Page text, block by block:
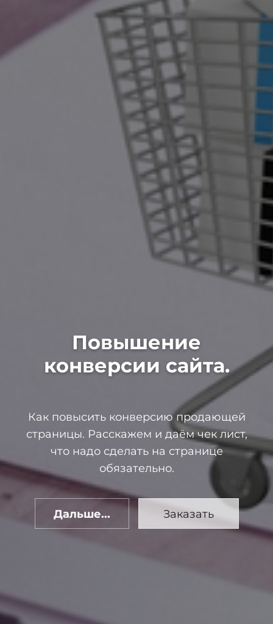
Повышение
конверсии сайта.
Как повысить конверсию продающей
страницы. Расскажем и даём чек лист,
что надо сделать на странице
обязательно.
Дальше... Заказать